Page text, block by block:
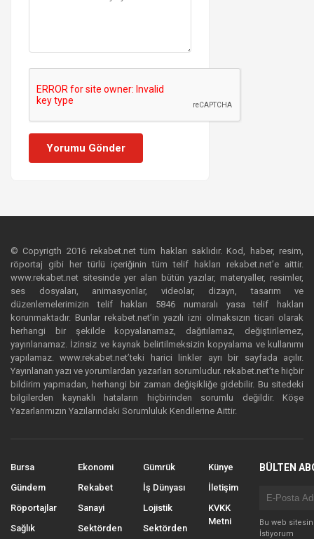
Yorumu Gönder
© Copyrigth 2016 rekabet.net tüm hakları saklıdır. Kod, haber, resim,
röportaj gibi her türlü içeriğinin tüm telif hakları rekabet.net’e aittir.
www.rekabet.net sitesinde yer alan bütün yazılar, materyaller, resimler,
ses dosyaları, animasyonlar, videolar, dizayn, tasarım ve
düzenlemelerimizin telif hakları 5846 numaralı yasa telif hakları
korunmaktadır. Bunlar rekabet.net’in yazılı izni olmaksızın ticari olarak
herhangi bir şekilde kopyalanamaz, dağıtılamaz, değiştirilemez,
yayınlanamaz. İzinsiz ve kaynak belirtilmeksizin kopyalama ve kullanımı
yapılamaz. www.rekabet.net’teki harici linkler ayrı bir sayfada açılır.
Yayınlanan yazı ve yorumlardan yazarları sorumludur. rekabet.net’te hiçbir
bildirim yapmadan, herhangi bir zaman değişikliğe gidebilir. Bu sitedeki
bilgilerden kaynaklı hataların hiçbirinden sorumlu değildir. Köşe
Yazarlarımızın Yazılarındaki Sorumluluk Kendilerine Aittir.
Bursa
Gündem
Röportajlar
Sağlık
Ekonomi
Rekabet
Sanayi
Sektörden
Gümrük
İş Dünyası
Lojistik
Sektörden
Künye
İletişim
KVKK
Metni
BÜLTEN
Bu web
İstiyorum